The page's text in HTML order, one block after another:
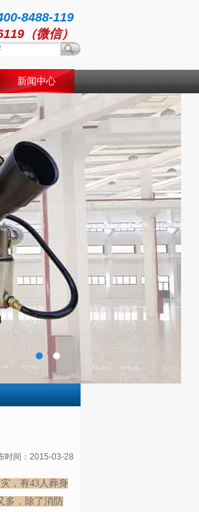
8488-119
（微信）
新闻中心
时间：2015-03-28
，有43人葬身
多，除了消防